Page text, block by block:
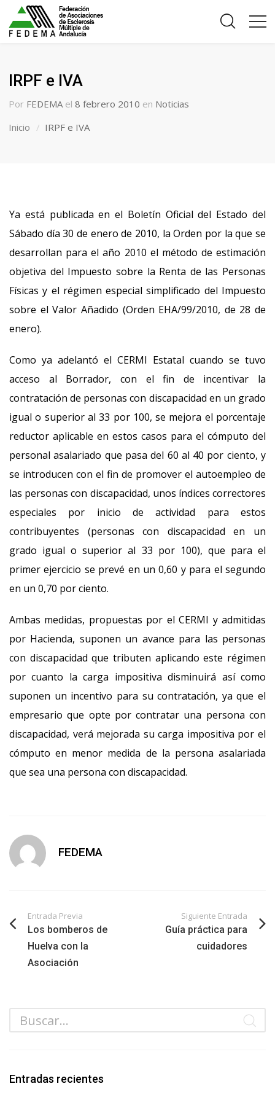
IRPF e IVA
Por FEDEMA el 8 febrero 2010 en Noticias
Inicio
IRPF e IVA
Ya está publicada en el Boletín Oficial del Estado del
Sábado día 30 de enero de 2010, la Orden por la que se
desarrollan para el año 2010 el método de estimación
objetiva del Impuesto sobre la Renta de las Personas
Físicas y el régimen especial simplificado del Impuesto
sobre el Valor Añadido (Orden EHA/99/2010, de 28 de
enero).
Como ya adelantó el CERMI Estatal cuando se tuvo
acceso al Borrador, con el fin de incentivar la
contratación de personas con discapacidad en un grado
igual o superior al 33 por 100, se mejora el porcentaje
reductor aplicable en estos casos para el cómputo del
personal asalariado que pasa del 60 al 40 por ciento, y
se introducen con el fin de promover el autoempleo de
las personas con discapacidad, unos índices correctores
especiales por inicio de actividad para estos
contribuyentes (personas con discapacidad en un
grado igual o superior al 33 por 100), que para el
primer ejercicio se prevé en un 0,60 y para el segundo
en un 0,70 por ciento.
Ambas medidas, propuestas por el CERMI y admitidas
por Hacienda, suponen un avance para las personas
con discapacidad que tributen aplicando este régimen
por cuanto la carga impositiva disminuirá así como
suponen un incentivo para su contratación, ya que el
empresario que opte por contratar una persona con
discapacidad, verá mejorada su carga impositiva por el
cómputo en menor medida de la persona asalariada
que sea una persona con discapacidad.
FEDEMA
Entrada Previa
Los bomberos de
Huelva con la
Asociación
Siguiente Entrada
Guía práctica para
cuidadores
Entradas recientes